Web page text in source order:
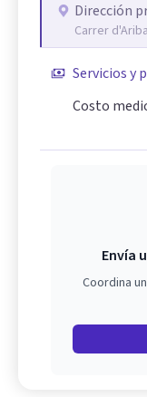
Dirección
Carrer
Servicios y
Costo
Envía
Coordina